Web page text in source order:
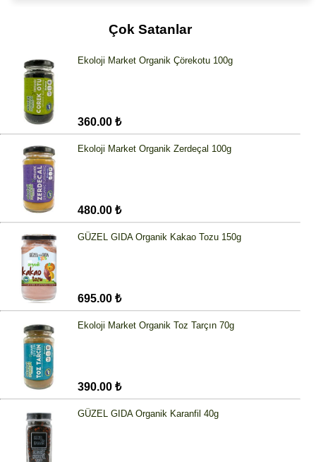
Çok Satanlar
Ekoloji Market Organik Çörekotu 100g
360.00 ₺
Ekoloji Market Organik Zerdeçal 100g
480.00 ₺
GÜZEL GIDA Organik Kakao Tozu 150g
695.00 ₺
Ekoloji Market Organik Toz Tarçın 70g
390.00 ₺
GÜZEL GIDA Organik Karanfil 40g